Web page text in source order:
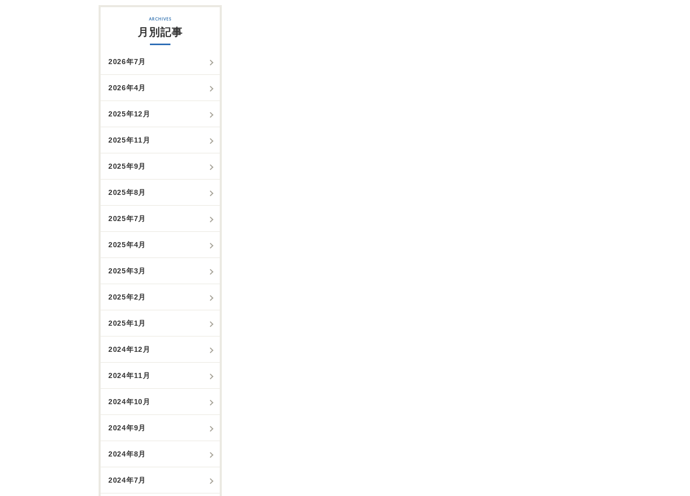
月別記事
2026年7月
2026年4月
2025年12月
2025年11月
2025年9月
2025年8月
2025年7月
2025年4月
2025年3月
2025年2月
2025年1月
2024年12月
2024年11月
2024年10月
2024年9月
2024年8月
2024年7月